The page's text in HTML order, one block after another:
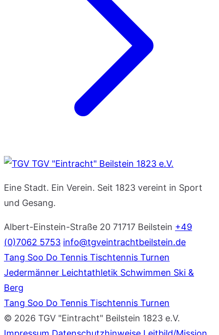
TGV "Eintracht" Beilstein 1823 e.V.
Eine Stadt. Ein Verein. Seit 1823 vereint in Sport
und Gesang.
Albert-Einstein-Straße 20 71717 Beilstein +49
(0)7062 5753 info@tgveintrachtbeilstein.de
Tang Soo Do Tennis Tischtennis Turnen
Jedermänner Leichtathletik Schwimmen Ski &
Berg
Tang Soo Do Tennis Tischtennis Turnen
© 2026 TGV "Eintracht" Beilstein 1823 e.V.